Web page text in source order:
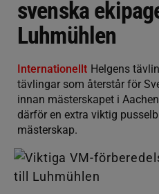
svenska
Luhmühlen
Internationellt Helgens
tävlingar som återstår för
innan mästerskapet i
därför en extra viktig
mästerskap.